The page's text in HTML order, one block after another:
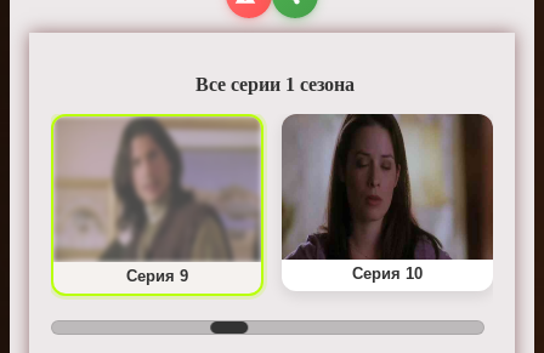
Все серии 1 сезона
Серия 9 Серия 10